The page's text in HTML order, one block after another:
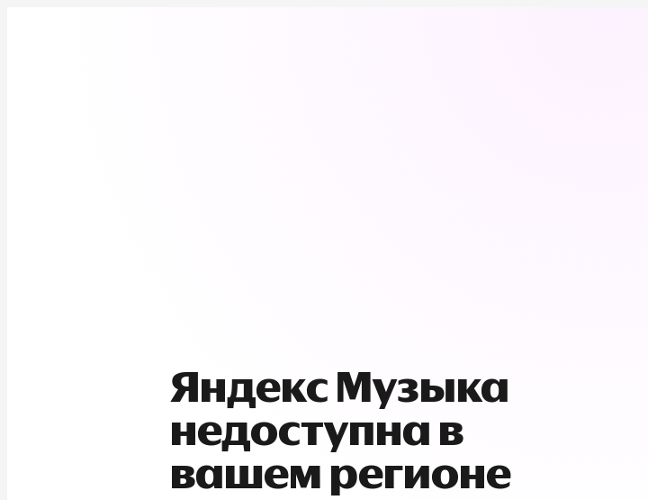
Яндекс Музыка
недоступна в
вашем регионе